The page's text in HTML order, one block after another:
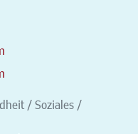
/ Soziales /